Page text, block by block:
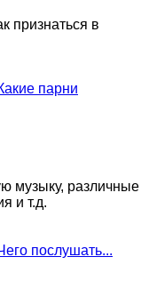
признаться в
парни
музыку, различные
и т.д.
послушать...